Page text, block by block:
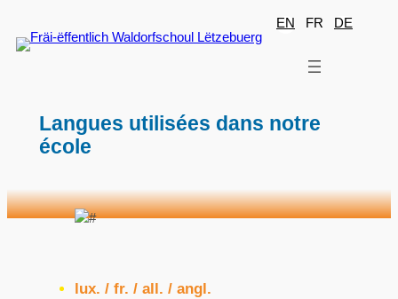
au
contenu
EN FR DE
Langues utilisées dans notre
école
lux. / fr. / all. / angl.